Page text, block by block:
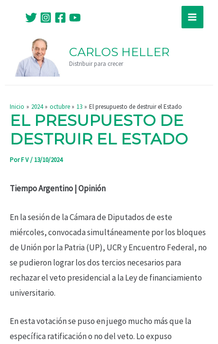
contenido
Main
CARLOS HELLER
Distribuir para crecer
Inicio 2024 octubre 13 El presupuesto de destruir el Estado
EL PRESUPUESTO DE
DESTRUIR EL ESTADO
PorF V/ 13/10/2024
Tiempo Argentino | Opinión
En la sesión de la Cámara de Diputados de este
miércoles, convocada simultáneamente por los bloques
de Unión por la Patria (UP), UCR y Encuentro Federal, no
se pudieron lograr los dos tercios necesarios para
rechazar el veto presidencial a la Ley de financiamiento
universitario.
En esta votación se puso en juego mucho más que la
específica ratificación o no del veto. Lo expuso
entradas